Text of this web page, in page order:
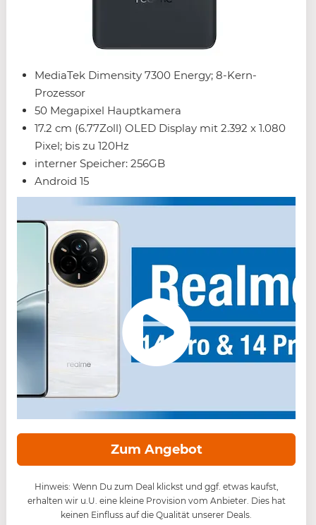
MediaTek Dimensity 7300 Energy; 8-Kern-
Prozessor
50 Megapixel Hauptkamera
17.2 cm (6.77Zoll) OLED Display mit 2.392 x 1.080
Pixel; bis zu 120Hz
interner Speicher: 256GB
Android 15
Zum Angebot
Hinweis: Wenn Du zum Deal klickst und ggf. etwas kaufst,
erhalten wir u.U. eine kleine Provision vom Anbieter. Dies hat
keinen Einfluss auf die Qualität unserer Deals.